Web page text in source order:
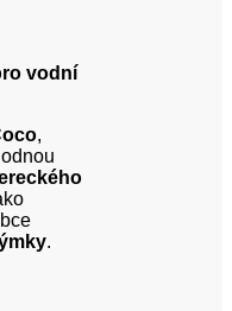
vodní
,
.